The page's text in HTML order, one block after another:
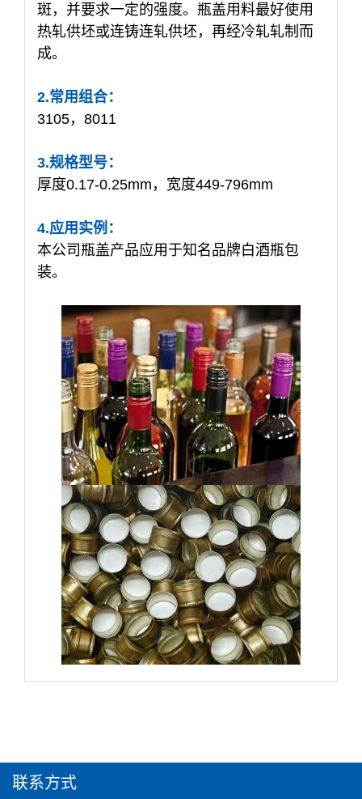
斑，并要求⼀定的强度。瓶盖用料最好使⽤
热轧供坯或连铸连轧供坯，再经冷轧轧制而
成。
2.常用组合：
3105，8011
3.规格型号：
厚度0.17-0.25mm，宽度449-796mm
4.应用实例：
本公司瓶盖产品应用于知名品牌白酒瓶包
装。
联系方式